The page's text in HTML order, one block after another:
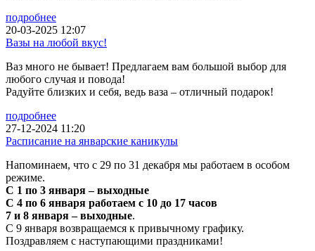
подробнее
20-03-2025 12:07
Вазы на любой вкус!
Ваз много не бывает! Предлагаем вам большой выбор для
любого случая и повода!
Радуйте близких и себя, ведь ваза – отличный подарок!
подробнее
27-12-2024 11:20
Расписание на январские каникулы
Напоминаем, что с 29 по 31 декабря мы работаем в особом
режиме.
С 1 по 3 января – выходные
С 4 по 6 января работаем с 10 до 17 часов
7 и 8 января – выходные.
С 9 января возвращаемся к привычному графику.
Поздравляем с наступающими праздниками!